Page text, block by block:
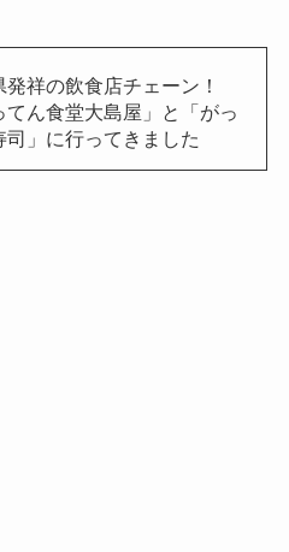
発祥の飲食店チェーン！
てん食堂大島屋」と「がっ
司」に行ってきました